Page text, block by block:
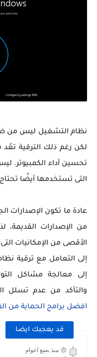
نظام التشغيل ليس من
لكن رغم ذلك الترقية
تحسين أداء الكمبيوتر.
التى تستخدمها أيضًا تحتاج
عادة ما تكون الإصدارات
من الإصدارات
الأقصى من الإمكانيات
إلى التعامل مع ترقية
إلى معالجة مشاكل
والتأكد من عدم تسلل
افضل برامج الحماية من
قد يعجبك ايضا
منذ بضع اعوام